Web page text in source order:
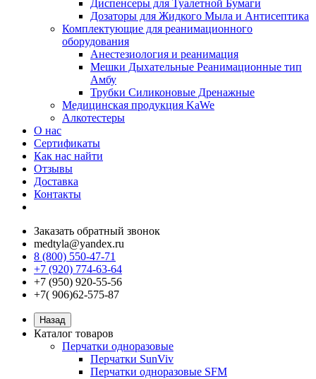
Диспенсеры для Туалетной Бумаги
Дозаторы для Жидкого Мыла и Антисептика
Комплектующие для реанимационного
оборудования
Анестезиология и реанимация
Мешки Дыхательные Реанимационные тип
Амбу
Трубки Силиконовые Дренажные
Медицинская продукция KaWe
Алкотестеры
О нас
Сертификаты
Как нас найти
Отзывы
Доставка
Контакты
Заказать обратный звонок
medtyla@yandex.ru
8 (800) 550-47-71
+7 (920) 774-63-64
+7 (950) 920-55-56
+7( 906)62-575-87
Назад
Каталог товаров
Перчатки одноразовые
Перчатки SunViv
Перчатки одноразовые SFM